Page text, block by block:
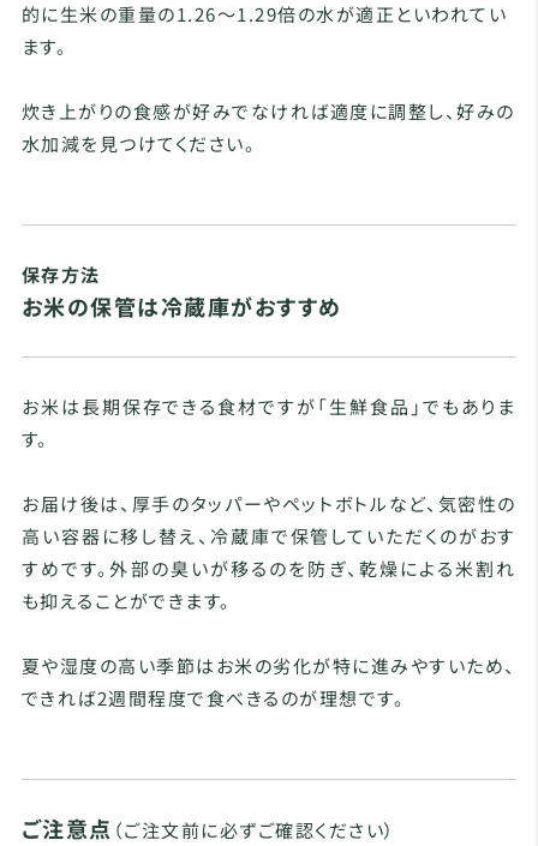
的に生米の重量の1.26～1.29倍の水が適正といわれてい
ます。
炊き上がりの食感が好みでなければ適度に調整し、好みの
水加減を見つけてください。
保存方法
お米の保管は冷蔵庫がおすすめ
お米は長期保存できる食材ですが「生鮮食品」でもありま
す。
お届け後は、厚手のタッパーやペットボトルなど、気密性の
高い容器に移し替え、冷蔵庫で保管していただくのがおす
すめです。外部の臭いが移るのを防ぎ、乾燥による米割れ
も抑えることができます。
夏や湿度の高い季節はお米の劣化が特に進みやすいため、
できれば2週間程度で食べきるのが理想です。
ご注意点 （ご注文前に必ずご確認ください）